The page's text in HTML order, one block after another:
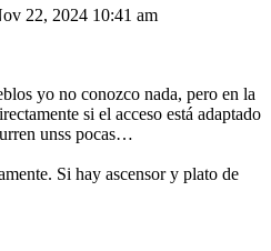
22, 2024 10:41 am
yo no conozco nada, pero en la
si el acceso está adaptado
unss pocas…
Si hay ascensor y plato de